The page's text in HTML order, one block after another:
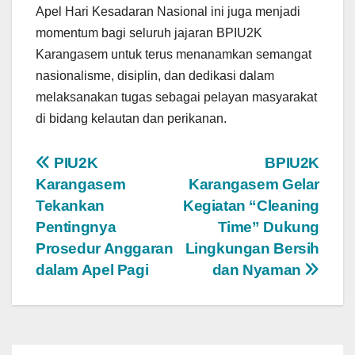
Apel Hari Kesadaran Nasional ini juga menjadi
momentum bagi seluruh jajaran BPIU2K
Karangasem untuk terus menanamkan semangat
nasionalisme, disiplin, dan dedikasi dalam
melaksanakan tugas sebagai pelayan masyarakat
di bidang kelautan dan perikanan.
Post
navigation
BPIU2K
Karangasem Gelar
Kegiatan “Cleaning
Time” Dukung
Lingkungan Bersih
dan Nyaman
PIU2K
Karangasem
Tekankan
Pentingnya
Prosedur Anggaran
dalam Apel Pagi